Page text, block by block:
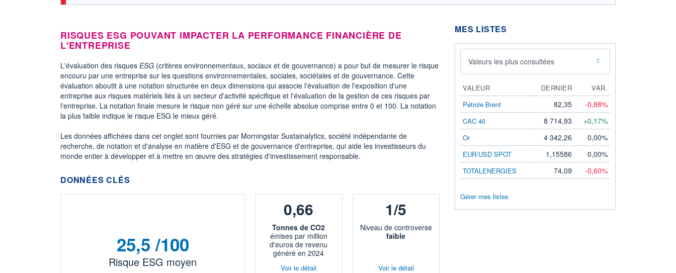
RISQUES ESG POUVANT IMPACTER LA PERFORMANCE FINANCIÈRE DE
L'ENTREPRISE
L'évaluation des risques ESG (critères environnementaux, sociaux et de gouvernance) a pour but de mesurer le risque
encouru par une entreprise sur les questions environnementales, sociales, sociétales et de gouvernance. Cette
évaluation aboutit à une notation structurée en deux dimensions qui associe l'évaluation de l'exposition d'une
entreprise aux risques matériels liés à un secteur d'activité spécifique et l'évaluation de la gestion de ces risques par
l'entreprise. La notation finale mesure le risque non géré sur une échelle absolue comprise entre 0 et 100. La notation
la plus faible indique le risque ESG le mieux géré.
Les données affichées dans cet onglet sont fournies par Morningstar Sustainalytics, société indépendante de
recherche, de notation et d'analyse en matière d'ESG et de gouvernance d'entreprise, qui aide les investisseurs du
monde entier à développer et à mettre en œuvre des stratégies d'investissement responsable.
DONNÉES CLÉS
25,5 /100
Risque ESG moyen
0,66
Tonnes de CO2
émises par million
d'euros de revenu
généré en 2024
Voir le détail
1/5
Niveau de controverse
faible
Voir le détail
MES LISTES
Valeurs les plus consultées
VALEUR DERNIER
VAR.
Pétrole Brent
82,35 -0,88%
CAC 40 8 714,93 +0,17%
Or 4 342,26 0,00%
EUR/USD SPOT 1,15586 0,00%
TOTALENERGIES 74,09 -0,60%
Gérer mes listes